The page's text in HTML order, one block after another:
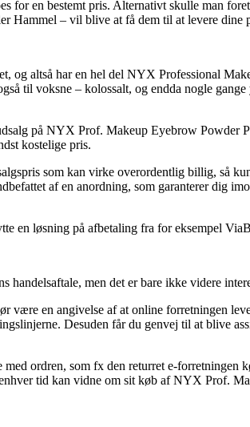
for en bestemt pris. Alternativt skulle man
Hammel – vil blive at få dem til at levere dine
og altså har en hel del NYX Professional
til voksne – kolossalt, og endda nogle
på NYX Prof. Makeup Eyebrow Powder
kostelige pris.
som kan virke overordentlig billig, så
af en anordning, som garanterer dig
en løsning på afbetaling fra for eksempel
men det er bare ikke videre
være en angivelse af at online forretningen
Desuden får du genvej til at blive
ordren, som fx den returret e-forretningen
tid kan vidne om sit køb af NYX Prof.